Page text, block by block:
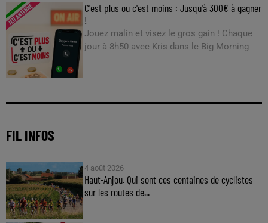
C'est plus ou c'est moins : Jusqu'à 300€ à gagner
!
Jouez malin et visez le gros gain ! Chaque
jour à 8h50 avec Kris dans le Big Morning
FIL INFOS
4 août 2026
Haut-Anjou. Qui sont ces centaines de cyclistes
sur les routes de...